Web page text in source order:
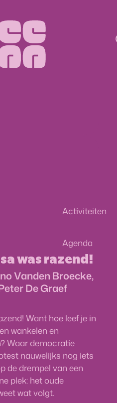
Centraal Aartselaar
Activiteiten
Agenda
was razend!
Vanden Broecke,
De Graef
Want hoe leef je in
wankelen en
Waar democratie
nauwelijks nog iets
de drempel van een
plek: het oude
wat volgt.